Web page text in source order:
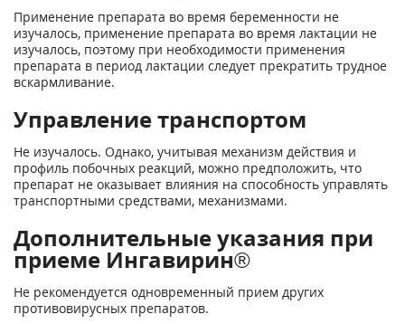
Применение препарата во время беременности не
изучалось, применение препарата во время лактации не
изучалось, поэтому при необходимости применения
препарата в период лактации следует прекратить трудное
вскармливание.
Управление транспортом
Не изучалось. Однако, учитывая механизм действия и
профиль побочных реакций, можно предположить, что
препарат не оказывает влияния на способность управлять
транспортными средствами, механизмами.
Дополнительные указания при
приеме Ингавирин®
Не рекомендуется одновременный прием других
противовирусных препаратов.